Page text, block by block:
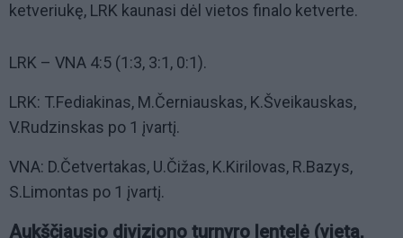
ketveriukę, LRK kaunasi dėl vietos finalo ketverte.
LRK – VNA 4:5 (1:3, 3:1, 0:1).
LRK: T.Fediakinas, M.Černiauskas, K.Šveikauskas,
V.Rudzinskas po 1 įvartį.
VNA: D.Četvertakas, U.Čižas, K.Kirilovas, R.Bazys,
S.Limontas po 1 įvartį.
Aukščiausio diviziono turnyro lentelė (vieta,